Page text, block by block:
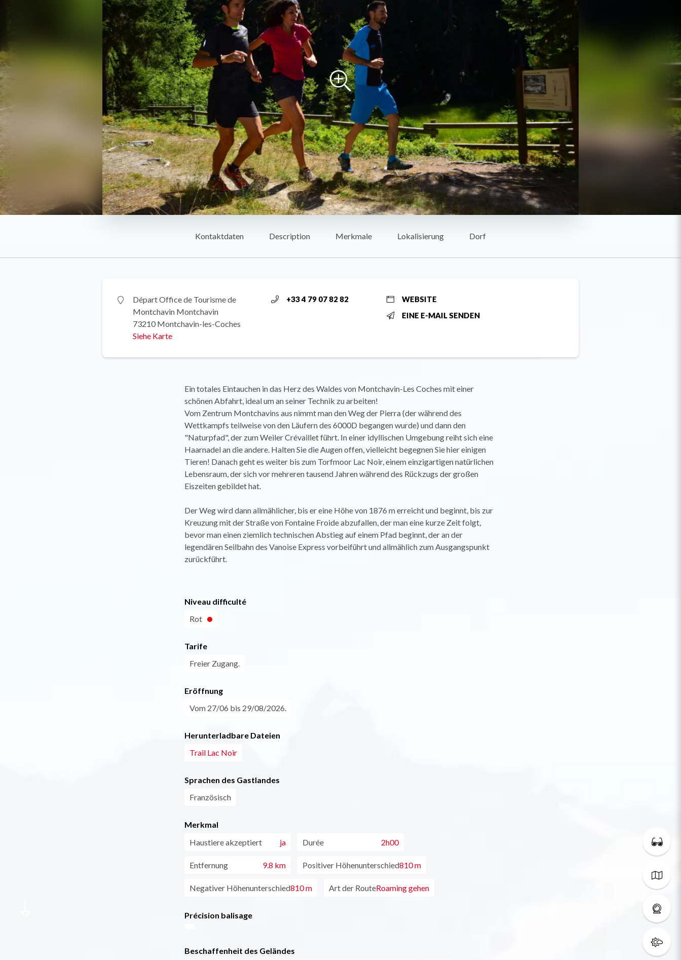
Kontaktdaten Description Merkmale Lokalisierung Dorf
Départ Office de Tourisme de
Montchavin Montchavin
73210 Montchavin-les-Coches
Siehe Karte
+33 4 79 07 82 82
WEBSITE
EINE E-MAIL SENDEN
Ein totales Eintauchen in das Herz des Waldes von Montchavin-Les Coches mit einer
schönen Abfahrt, ideal um an seiner Technik zu arbeiten!
Vom Zentrum Montchavins aus nimmt man den Weg der Pierra (der während des
Wettkampfs teilweise von den Läufern des 6000D begangen wurde) und dann den
"Naturpfad", der zum Weiler Crévaillet führt. In einer idyllischen Umgebung reiht sich eine
Haarnadel an die andere. Halten Sie die Augen offen, vielleicht begegnen Sie hier einigen
Tieren! Danach geht es weiter bis zum Torfmoor Lac Noir, einem einzigartigen natürlichen
Lebensraum, der sich vor mehreren tausend Jahren während des Rückzugs der großen
Eiszeiten gebildet hat.
Der Weg wird dann allmählicher, bis er eine Höhe von 1876 m erreicht und beginnt, bis zur
Kreuzung mit der Straße von Fontaine Froide abzufallen, der man eine kurze Zeit folgt,
bevor man einen ziemlich technischen Abstieg auf einem Pfad beginnt, der an der
legendären Seilbahn des Vanoise Express vorbeiführt und allmählich zum Ausgangspunkt
zurückführt.
Niveau difficulté
Rot
Tarife
Freier Zugang.
Eröffnung
Vom 27/06 bis 29/08/2026.
Herunterladbare Dateien
Trail Lac Noir
Sprachen des Gastlandes
Französisch
Merkmal
Haustiere akzeptiert
ja Durée 2h00
Entfernung 9.8 km Positiver Höhenunterschied810 m
Negativer Höhenunterschied810 m Art der RouteRoaming gehen
Précision balisage
Beschaffenheit des Geländes